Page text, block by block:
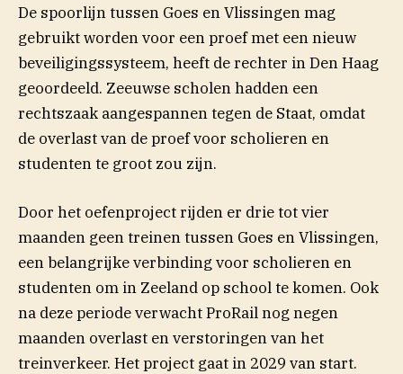
De spoorlijn tussen Goes en Vlissingen mag
gebruikt worden voor een proef met een nieuw
beveiligingssysteem, heeft de rechter in Den Haag
geoordeeld. Zeeuwse scholen hadden een
rechtszaak aangespannen tegen de Staat, omdat
de overlast van de proef voor scholieren en
studenten te groot zou zijn.
Door het oefenproject rijden er drie tot vier
maanden geen treinen tussen Goes en Vlissingen,
een belangrijke verbinding voor scholieren en
studenten om in Zeeland op school te komen. Ook
na deze periode verwacht ProRail nog negen
maanden overlast en verstoringen van het
treinverkeer. Het project gaat in 2029 van start.